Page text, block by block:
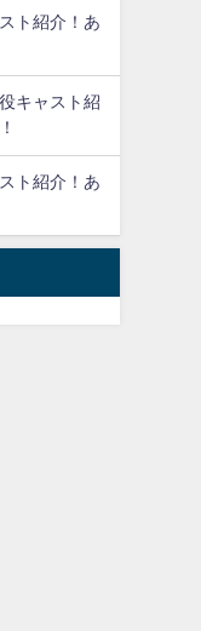
ト紹介！あ
キャスト紹
ト紹介！あ